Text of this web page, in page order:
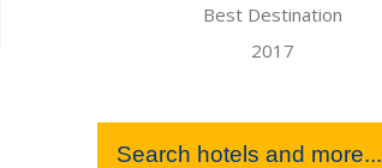
Search hotels and more...